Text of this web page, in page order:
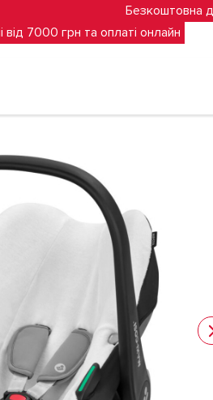
Безкоштовна
7000 грн та оплаті онлайн